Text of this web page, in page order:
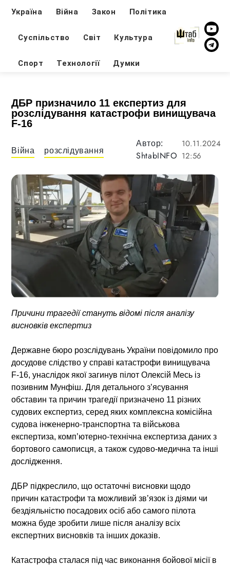
Україна Війна Закон Політика
Суспільство Світ Культура
Спорт Технології Думки
ДБР призначило 11 експертиз для
розслідування катастрофи винищувача
F-16
Війна розслідування
Автор:
ShtabINFO
10.11.2024
12:56
Причини трагедії стануть відомі після аналізу
висновків експертиз
Державне бюро розслідувань України повідомило про
досудове слідство у справі катастрофи винищувача
F-16, унаслідок якої загинув пілот Олексій Месь із
позивним Мунфіш. Для детального з’ясування
обставин та причин трагедії призначено 11 різних
судових експертиз, серед яких комплексна комісійна
судова інженерно-транспортна та військова
експертиза, комп’ютерно-технічна експертиза даних з
бортового самописця, а також судово-медична та інші
дослідження.
ДБР підкреслило, що остаточні висновки щодо
причин катастрофи та можливий зв’язок із діями чи
бездіяльністю посадових осіб або самого пілота
можна буде зробити лише після аналізу всіх
експертних висновків та інших доказів.
Катастрофа сталася під час виконання бойової місії в